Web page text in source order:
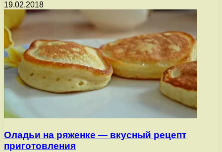
19.02.2018
Оладьи на ряженке — вкусный рецепт
приготовления